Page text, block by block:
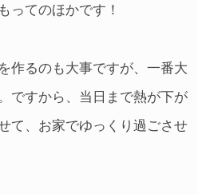
ってのほかです！
作るのも大事ですが、一番大
ですから、当日まで熱が下が
て、お家でゆっくり過ごさせ